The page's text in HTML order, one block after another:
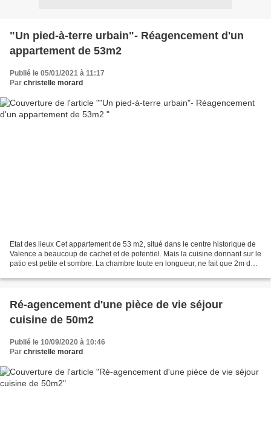
"Un pied-à-terre urbain"- Réagencement d'un
appartement de 53m2
Publié le 05/01/2021 à 11:17
Par christelle morard
Etat des lieux Cet appartement de 53 m2, situé dans le centre historique de
Valence a beaucoup de cachet et de potentiel. Mais la cuisine donnant sur le
patio est petite et sombre. La chambre toute en longueur, ne fait que 2m de
Ré-agencement d'une pièce de vie séjour
cuisine de 50m2
Publié le 10/09/2020 à 10:46
Par christelle morard